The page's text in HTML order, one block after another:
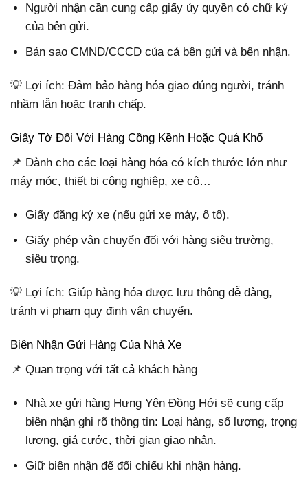
Người nhận cần cung cấp giấy ủy quyền có chữ ký
của bên gửi.
Bản sao CMND/CCCD của cả bên gửi và bên nhận.
💡 Lợi ích: Đảm bảo hàng hóa giao đúng người, tránh
nhầm lẫn hoặc tranh chấp.
Giấy Tờ Đối Với Hàng Cồng Kềnh Hoặc Quá Khổ
📌 Dành cho các loại hàng hóa có kích thước lớn như
máy móc, thiết bị công nghiệp, xe cộ…
Giấy đăng ký xe (nếu gửi xe máy, ô tô).
Giấy phép vận chuyển đối với hàng siêu trường,
siêu trọng.
💡 Lợi ích: Giúp hàng hóa được lưu thông dễ dàng,
tránh vi phạm quy định vận chuyển.
Biên Nhận Gửi Hàng Của Nhà Xe
📌 Quan trọng với tất cả khách hàng
Nhà xe gửi hàng Hưng Yên Đồng Hới sẽ cung cấp
biên nhận ghi rõ thông tin: Loại hàng, số lượng, trọng
lượng, giá cước, thời gian giao nhận.
Giữ biên nhận để đối chiếu khi nhận hàng.